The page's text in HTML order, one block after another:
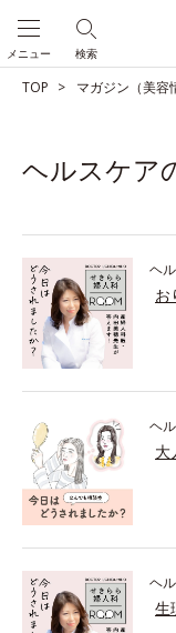
検索
メニュー
TOP マガジン（美容
ヘルスケア
ヘ
お
ヘ
大
ヘ
生